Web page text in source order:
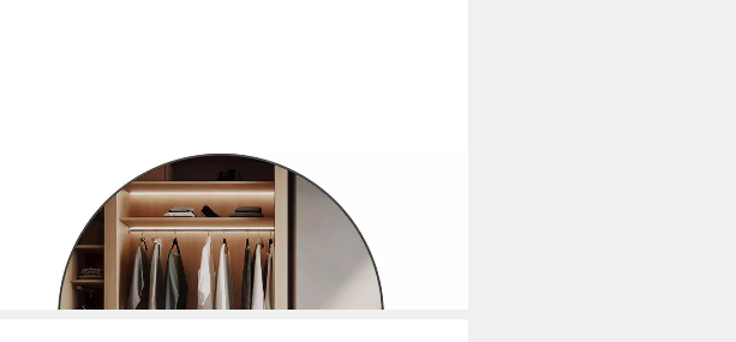
nutzbar, Wandspiegel, Standspiegel, Ankleidezimmer
UVP499,00 €
lieferbar in 9 Wochen